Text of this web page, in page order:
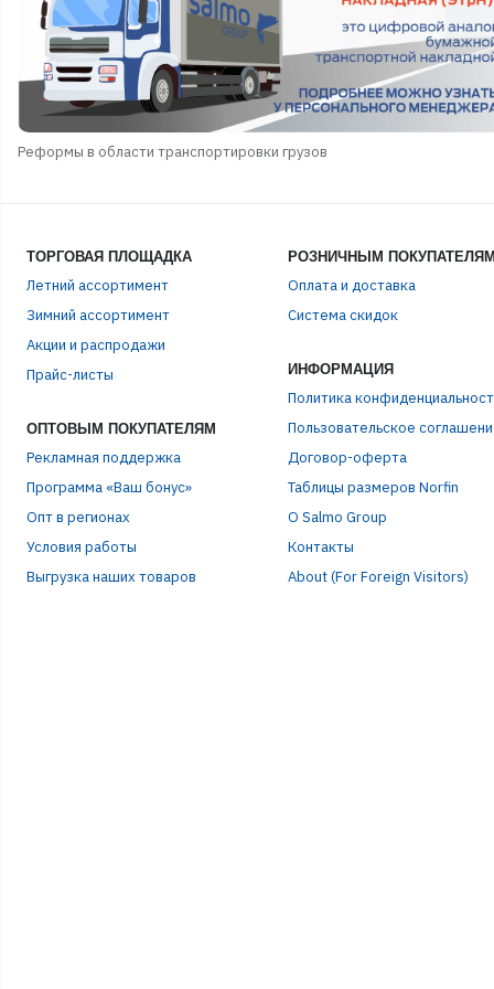
Реформы в области транспортировки грузов
ТОРГОВАЯ ПЛОЩАДКА
Летний ассортимент
Зимний ассортимент
Акции и распродажи
Прайс-листы
ОПТОВЫМ ПОКУПАТЕЛЯМ
Рекламная поддержка
Программа «Ваш бонус»
Опт в регионах
Условия работы
Выгрузка наших товаров
РОЗНИЧНЫМ
Оплата и доставка
Система скидок
ИНФОРМАЦИЯ
Политика
Пользовательское
Договор-оферта
Таблицы размеров Norfin
О Salmo Group
Контакты
About (For Foreign Visitors)